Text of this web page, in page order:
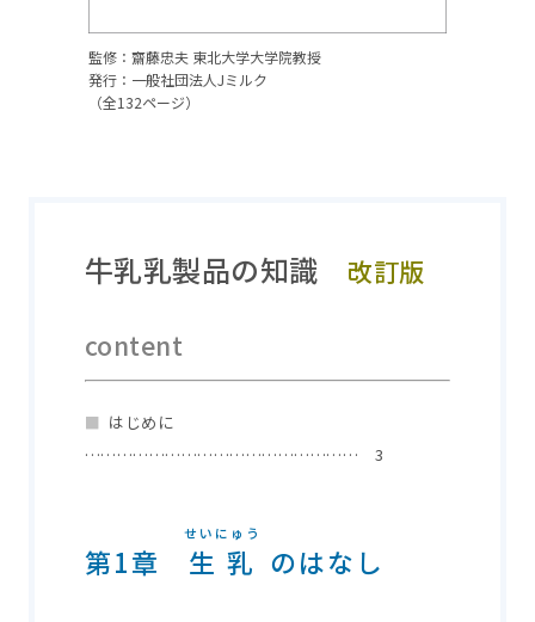
監修：齋藤忠夫 東北大学大学院教授
発行：一般社団法人Jミルク
（全132ページ）
牛乳乳製品の知識 改訂版
content
■ はじめに
…………………………………………… 3
第1章 生乳
せいにゅう
のはなし